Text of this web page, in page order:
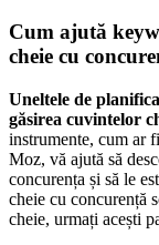
Cum ajută
cheie cu
Uneltele de
găsirea cuvintelor
instrumente, cum ar
Moz, vă ajută să
concurența și să le
cheie cu concurență
cheie, urmați acești